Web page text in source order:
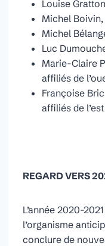
Louise
Michel
Michel
Luc
Marie-Claire
affiliés de
Françoise
affiliés de
REGARD VERS
L’année 2020-
l’organisme
conclure de